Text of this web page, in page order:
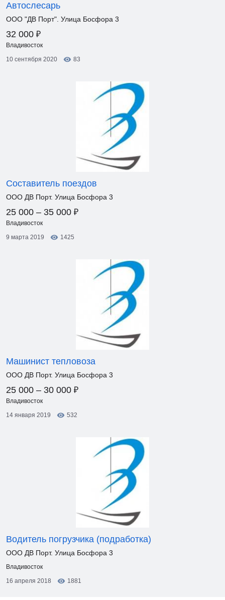
Автослесарь
ООО "ДВ Порт". Улица Босфора 3
32 000 ₽
Владивосток
10 сентября 2020
83
Составитель поездов
ООО ДВ Порт. Улица Босфора 3
25 000 – 35 000 ₽
Владивосток
9 марта 2019
1425
Машинист тепловоза
ООО ДВ Порт. Улица Босфора 3
25 000 – 30 000 ₽
Владивосток
14 января 2019
532
Водитель погрузчика (подработка)
ООО ДВ Порт. Улица Босфора 3
Владивосток
16 апреля 2018
1881